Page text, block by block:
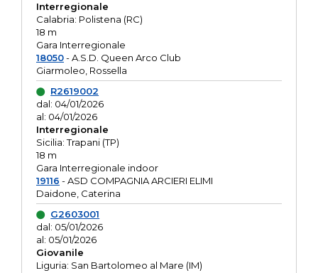
Interregionale
Calabria: Polistena (RC)
18 m
Gara Interregionale
18050- A.S.D. Queen Arco Club
Giarmoleo, Rossella
R2619002
dal: 04/01/2026
al: 04/01/2026
Interregionale
Sicilia: Trapani (TP)
18 m
Gara Interregionale indoor
19116 - ASD COMPAGNIA ARCIERI ELIMI
Daidone, Caterina
G2603001
dal: 05/01/2026
al: 05/01/2026
Giovanile
Liguria: San Bartolomeo al Mare (IM)